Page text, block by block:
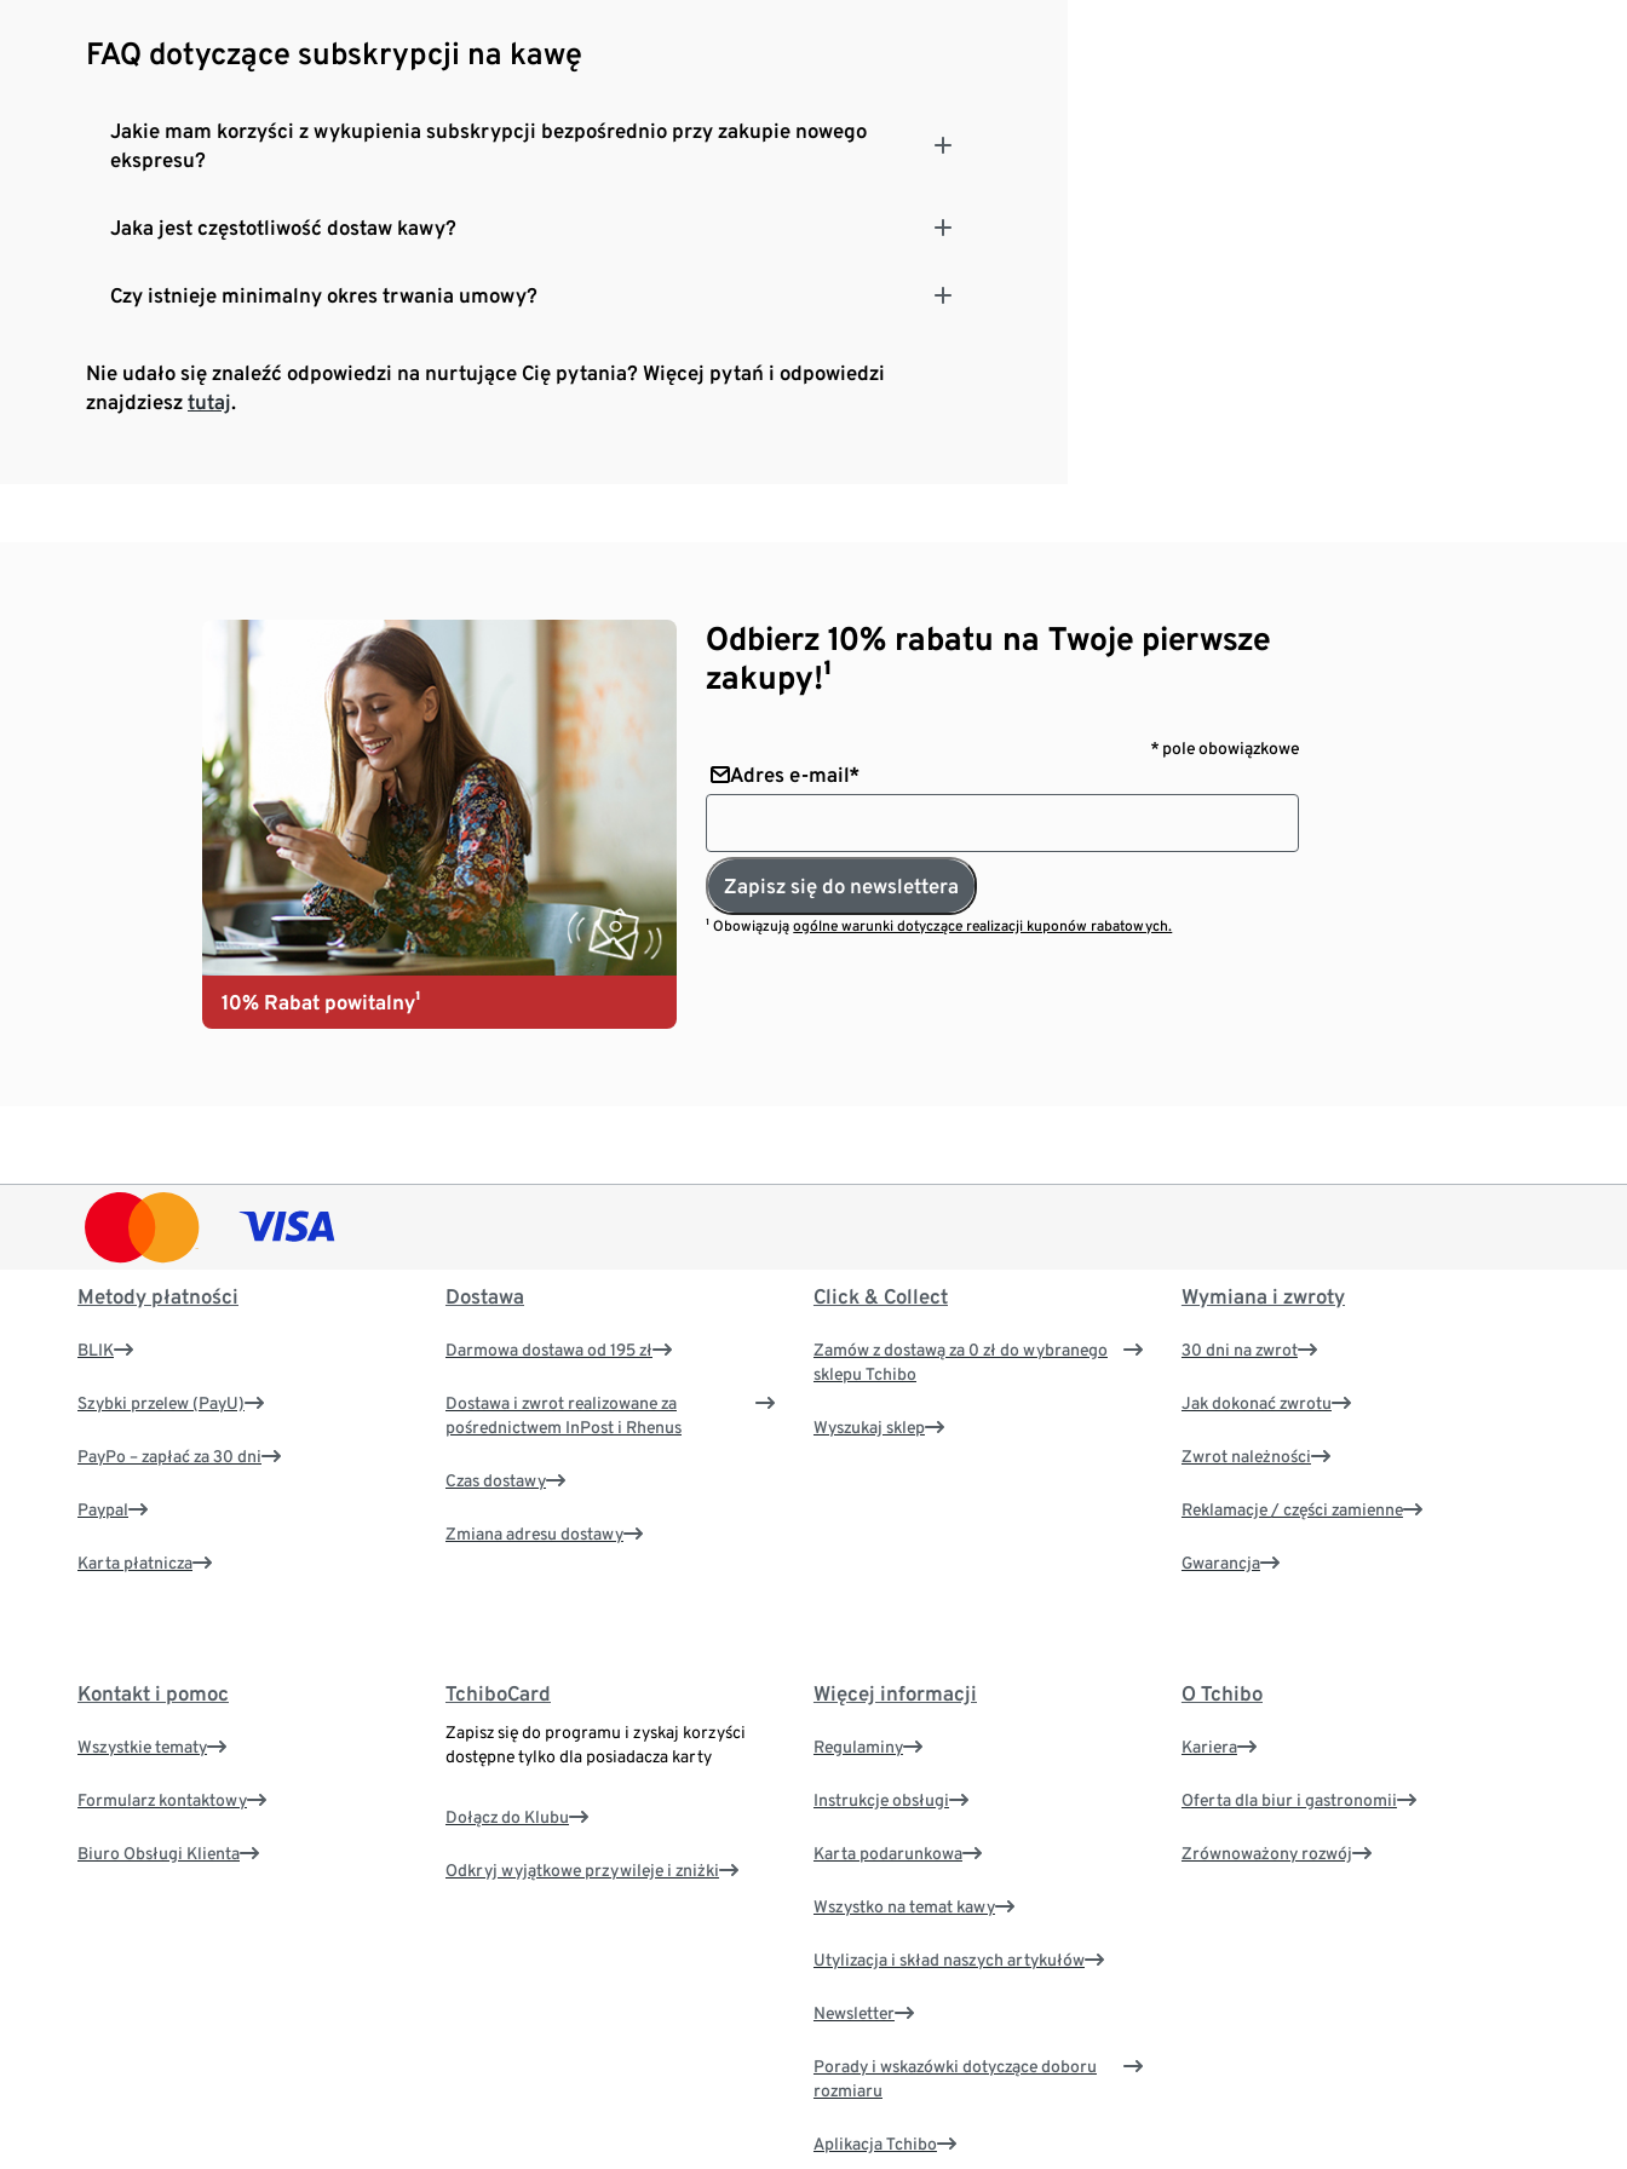
FAQ dotyczące subskrypcji na kawę
Jakie mam korzyści z wykupienia subskrypcji bezpośrednio przy zakupie nowego
ekspresu?
Jaka jest częstotliwość dostaw kawy?
Czy istnieje minimalny okres trwania umowy?
Nie udało się znaleźć odpowiedzi na nurtujące Cię pytania? Więcej pytań i odpowiedzi
znajdziesz tutaj.
10% Rabat powitalny¹
Odbierz 10% rabatu na Twoje pierwsze
zakupy!¹
* pole obowiązkowe
Adres e-mail*
Zapisz się do newslettera
¹ Obowiązująogólne warunki dotyczące realizacji kuponów rabatowych.
Metody płatności
BLIK
Szybki przelew (PayU)
PayPo – zapłać za 30 dni
Paypal
Karta płatnicza
Dostawa
Darmowa dostawa od 195 zł
Dostawa i zwrot realizowane za
pośrednictwem InPost i Rhenus
Czas dostawy
Zmiana adresu dostawy
Click & Collect
Zamów z dostawą za 0 zł do wybranego
sklepu Tchibo
Wyszukaj sklep
Wymiana i zwroty
30 dni na zwrot
Jak dokonać zwrotu
Zwrot należności
Reklamacje / części zamienne
Gwarancja
Kontakt i pomoc
Wszystkie tematy
Formularz kontaktowy
Biuro Obsługi Klienta
TchiboCard
Zapisz się do programu i zyskaj korzyści
dostępne tylko dla posiadacza karty
Dołącz do Klubu
Odkryj wyjątkowe przywileje i zniżki
Więcej informacji
Regulaminy
Instrukcje obsługi
Karta podarunkowa
Wszystko na temat kawy
Utylizacja i skład naszych artykułów
Newsletter
Porady i wskazówki dotyczące doboru
rozmiaru
Aplikacja Tchibo
O Tchibo
Kariera
Oferta dla biur i gastronomii
Zrównoważony rozwój